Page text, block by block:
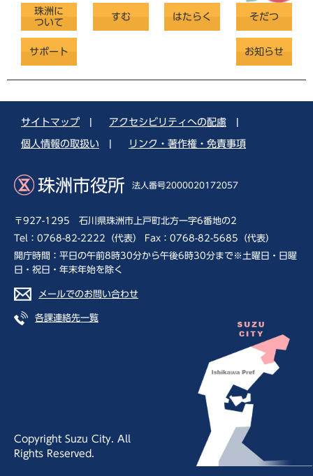
珠洲に
ついて
すむ はたらく そだつ
サポート お知らせ
サイトマップ アクセシビリティへの配慮
個人情報の取扱い リンク・著作権・免責事項
珠洲市役所 法人番号2000020172057
〒927-1295 石川県珠洲市上戸町北方一字6番地の2
Tel：0768-82-2222（代表） Fax：0768-82-5685（代表）
開庁時間：平日の午前8時30分から午後6時30分まで※土曜日・日曜
日・祝日・年末年始を除く
メールでのお問い合わせ
各課連絡先一覧
Copyright Suzu City. All
Rights Reserved.